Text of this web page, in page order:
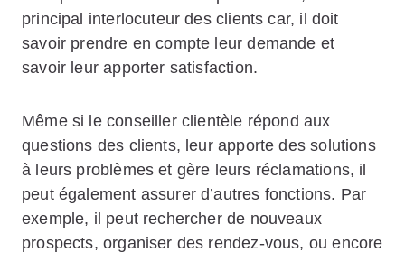
principal interlocuteur des clients car, il doit
savoir prendre en compte leur demande et
savoir leur apporter satisfaction.
Même si le conseiller clientèle répond aux
questions des clients, leur apporte des solutions
à leurs problèmes et gère leurs réclamations, il
peut également assurer d’autres fonctions. Par
exemple, il peut rechercher de nouveaux
prospects, organiser des rendez-vous, ou encore